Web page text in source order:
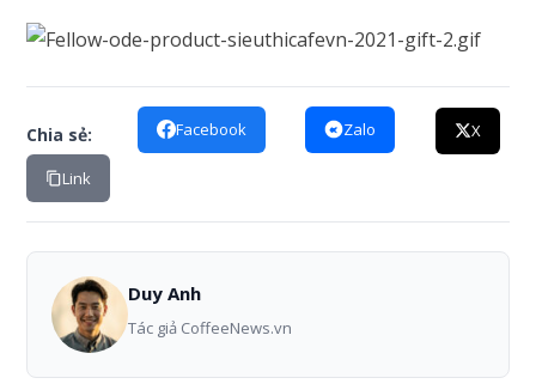
Chia sẻ: Facebook Zalo X
Link
Duy Anh
Tác giả CoffeeNews.vn